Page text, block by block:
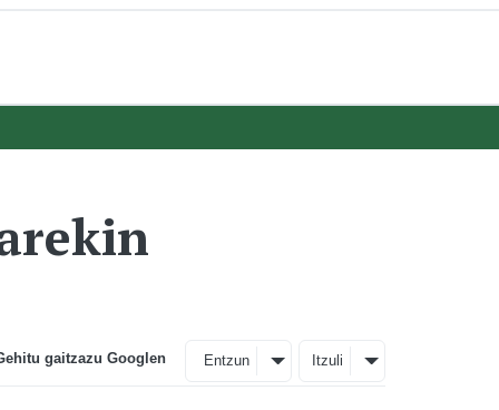
gaitzazu Googlen Entzun Itzuli